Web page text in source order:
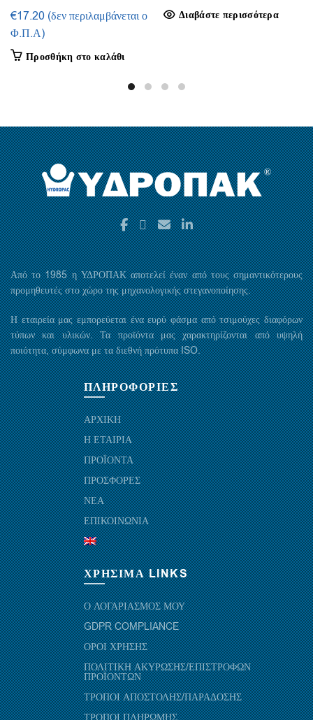
€17.20 (δεν περιλαμβάνεται ο
Φ.Π.Α)
Προσθήκη στο καλάθι
Διαβάστε περισσότερα
Από το 1985 η ΥΔΡΟΠΑΚ αποτελεί έναν από τους σημαντικότερους
προμηθευτές στο χώρο της μηχανολογικής στεγανοποίησης.
Η εταιρεία μας εμπορεύεται ένα ευρύ φάσμα από τσιμούχες διαφόρων
τύπων και υλικών. Τα προϊόντα μας χαρακτηρίζονται από υψηλή
ποιότητα, σύμφωνα με τα διεθνή πρότυπα ISO.
ΠΛΗΡΟΦΟΡΙΕΣ
ΑΡΧΙΚΗ
Η ΕΤΑΙΡΙΑ
ΠΡΟΪΟΝΤΑ
ΠΡΟΣΦΟΡΕΣ
ΝΕΑ
ΕΠΙΚΟΙΝΩΝΙΑ
ΧΡΗΣΙΜΑ LINKS
Ο ΛΟΓΑΡΙΑΣΜΟΣ ΜΟΥ
GDPR COMPLIANCE
ΟΡΟΙ ΧΡΗΣΗΣ
ΠΟΛΙΤΙΚΗ ΑΚΥΡΩΣΗΣ/ΕΠΙΣΤΡΟΦΩΝ
ΠΡΟΪΟΝΤΩΝ
ΤΡΟΠΟΙ ΑΠΟΣΤΟΛΗΣ/ΠΑΡΑΔΟΣΗΣ
ΤΡΟΠΟΙ ΠΛΗΡΩΜΗΣ